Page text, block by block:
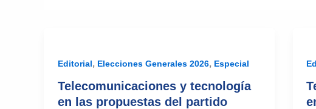
Editorial, Elecciones Generales 2026, Especial
Telecomunicaciones y tecnología
en las propuestas del partido